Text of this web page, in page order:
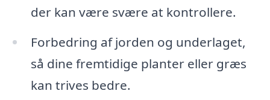
der kan være svære at kontrollere.
Forbedring af jorden og underlaget,
så dine fremtidige planter eller græs
kan trives bedre.